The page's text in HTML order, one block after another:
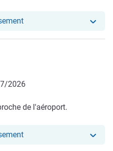
Notre hôtel a repondu au
5
2026
de l'aéroport.
Notre hôtel a repondu au